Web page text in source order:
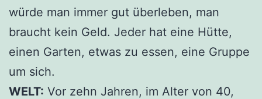
würde man immer gut überleben, man
braucht kein Geld. Jeder hat eine Hütte,
einen Garten, etwas zu essen, eine Gruppe
um sich.
WELT: Vor zehn Jahren, im Alter von 40,